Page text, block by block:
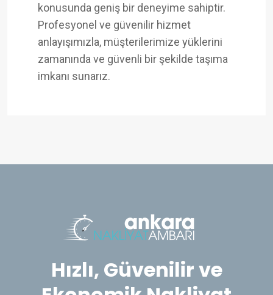
konusunda geniş bir deneyime sahiptir.
Profesyonel ve güvenilir hizmet
anlayışımızla, müşterilerimize yüklerini
zamanında ve güvenli bir şekilde taşıma
imkanı sunarız.
Hızlı, Güvenilir ve